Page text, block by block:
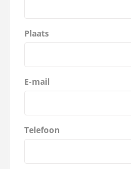
Plaats
E-mail
Telefoon